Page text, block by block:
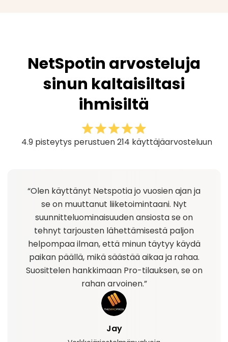
NetSpotin arvosteluja
sinun kaltaisiltasi
ihmisiltä
4.9 pisteytys perustuen 214 käyttäjäarvosteluun
“Olen käyttänyt Netspotia jo vuosien ajan ja
se on muuttanut liiketoimintaani. Nyt
suunnitteluominaisuuden ansiosta se on
tehnyt tarjousten lähettämisestä paljon
helpompaa ilman, että minun täytyy käydä
paikan päällä, mikä säästää aikaa ja rahaa.
Suosittelen hankkimaan Pro-tilauksen, se on
rahan arvoinen.”
Jay